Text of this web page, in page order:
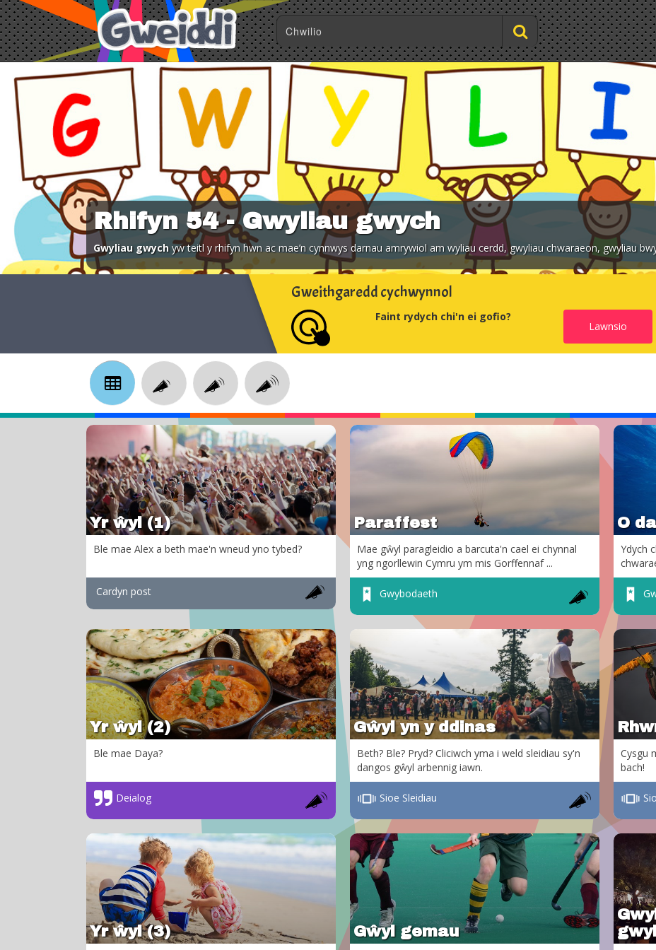
Rhifyn 54 - Gwyliau gwych
Gwyliau gwychyw teitl y rhifyn hwn ac mae’n cynnwys darnau amrywiol am wyliau cerdd, gwyliau chwaraeon, gwyliau
Gweithgaredd cychwynnol
Faint rydych chi'n ei gofio?
Lawnsio
Yr ŵyl (1)
Ble mae Alex a beth mae'n wneud yno tybed?
Cardyn post
Paraffest
Mae gŵyl paragleidio a barcuta'n cael ei chynnal
yng ngorllewin Cymru ym mis Gorffennaf ...
Gwybodaeth
O
Ydych
Yr ŵyl (2)
Ble mae Daya?
Deialog
Gŵyl yn y ddinas
Beth? Ble? Pryd? Cliciwch yma i weld sleidiau sy'n
dangos gŵyl arbennig iawn.
Sioe Sleidiau
Cysgu
bach!
Yr ŵyl (3) Gŵyl gemau